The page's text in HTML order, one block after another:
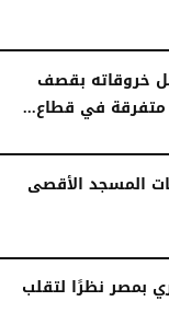
خروقاته بقصف
في قطاع...
المسجد الأقصى
بمصر نظرًا لتقلب